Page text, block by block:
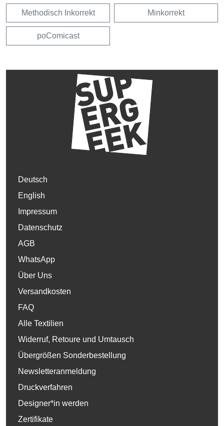
Methodisch Inkorrekt Minkorrekt
poComicast
Deutsch
English
Impressum
Datenschutz
AGB
WhatsApp
Über Uns
Versandkosten
FAQ
Alle Textilien
Widerruf, Retoure und Umtausch
Übergrößen Sonderbestellung
Newsletteranmeldung
Druckverfahren
Designer*in werden
Zertifikate